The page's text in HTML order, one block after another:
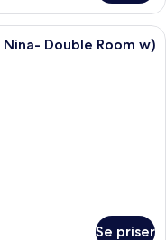
med en stenvæg
Double Room w)
Se priser